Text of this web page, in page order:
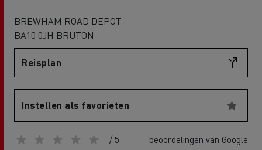
BREWHAM ROAD DEPOT
BA10 0JH BRUTON
Reisplan
Instellen als favorieten
/ 5 beoordelingen van Google